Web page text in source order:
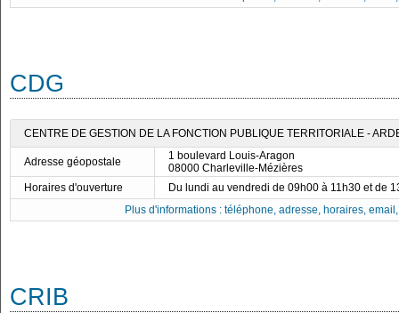
CDG
CENTRE DE GESTION DE LA FONCTION PUBLIQUE TERRITORIALE -
Adresse géopostale
1 boulevard Louis-Aragon
08000 Charleville-Mézières
Horaires d'ouverture
Du lundi au vendredi de 09h00 à 11h30 et de
Plus d'informations : téléphone, adresse, horaires,
CRIB